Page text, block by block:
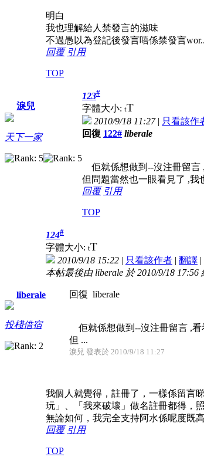
明白
我也理解給人禁發言的滋味
不過愚以為登記後發言唔係禁發言
回覆 引用
TOP
淚兒
天下一家
123#
字體大小: tT
2010/9/18 11:27| 只看該作
回復 122# liberale
佢就係想做到--沒注冊留言
但問題當然也一眼看見了 ,我
回覆 引用
TOP
liberale
投棧借宿
124#
字體大小: tT
2010/9/18 15:22 | 只看該作者 | 翻譯 |
本帖最後由 liberale 於 2010/9/18 17:56
回復 liberale
佢就係想做到--沒注冊留言 ,看
但 ...
淚兒 發表於 2010/9/18 11:27
我個人就覺得，註冊了，一樣係留言
玩」、「我來破壞」做名註冊都得，
無論如何，我完全支持阿水係呢度既
回覆 引用
TOP